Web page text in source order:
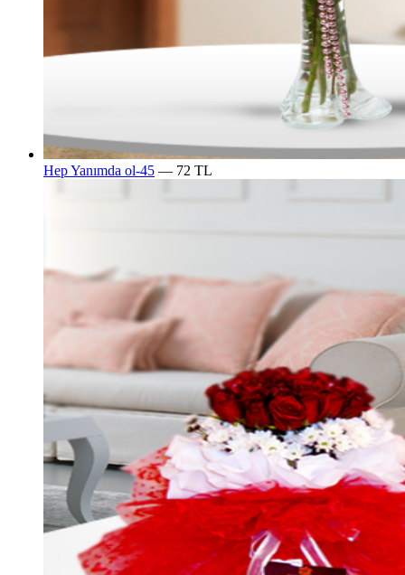
Hep Yanımda ol-45 — 72 TL